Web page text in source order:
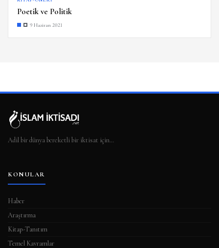
Poetik ve Politik
9 Haziran 2021
Adil bir dünya bereketli bir iktisat için…
KONULAR
Haber
Araştırma
Kitap-Tanıtım
Temel Kavramlar